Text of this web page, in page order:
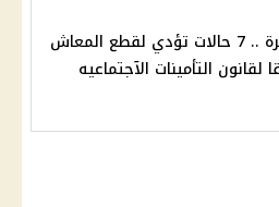
احذر الأخيرة .. 7 حالات تؤدي لقطع المعاش
لقانون التأمينات الآجتماعيه